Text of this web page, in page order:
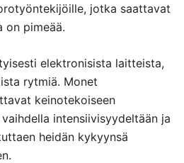
jotka saattavat
on pimeää.
elektronisista laitteista,
rytmiä. Monet
keinotekoiseen
intensiivisyydeltään ja
heidän kykyynsä